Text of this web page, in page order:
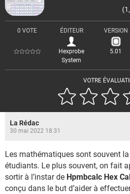
VOTRE
0 VOTE ÉDITEUR
Hexprobe
System
VERSION
5.01
La Rédac
30 mai 2022 18:31
Les mathématiques sont souvent
étudiants. Le plus souvent, on fait
sortir à l’instar de Hpmbcalc Hex
conçu dans le but d’aider à